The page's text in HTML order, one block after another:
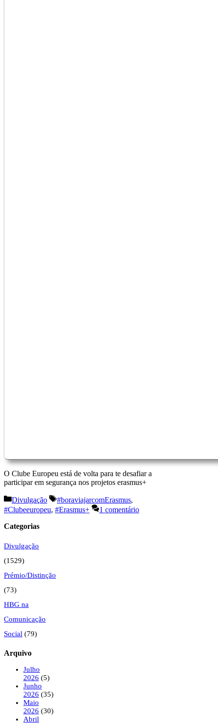
O Clube Europeu está de volta para te desafiar a
participar em segurança nos projetos erasmus+
Categorias
Divulgação Etiquetas
#boraviajarcomErasmus,
#Clubeeuropeu, #Erasmus+
1 comentário
Categorias
Divulgação
(1529)
Prémio/Distinção
(73)
HBG na
Comunicação
Social (79)
Arquivo
Julho
2026 (5)
Junho
2026 (35)
Maio
2026 (30)
Abril